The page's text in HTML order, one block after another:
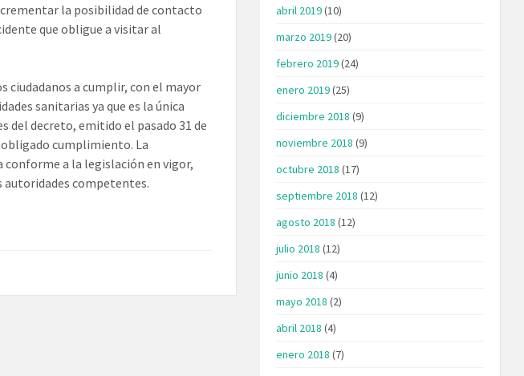
la posibilidad de contacto
que obligue a visitar al
ciudadanos a cumplir, con el mayor
sanitarias ya que es la única
del decreto, emitido el pasado 31 de
cumplimiento. La
conforme a la legislación en vigor,
autoridades competentes.
abril 2019(10)
marzo 2019(20)
febrero 2019(24)
enero 2019(25)
diciembre 2018 (9)
noviembre 2018 (9)
octubre 2018 (17)
septiembre 2018 (12)
agosto 2018 (12)
julio 2018 (12)
junio 2018 (4)
mayo 2018 (2)
abril 2018 (4)
enero 2018 (7)